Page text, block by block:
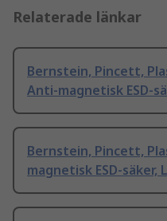
Relaterade länkar
Bernstein, Pincett,
Anti-magnetisk ESD-
Bernstein, Pincett,
magnetisk ESD-säker,